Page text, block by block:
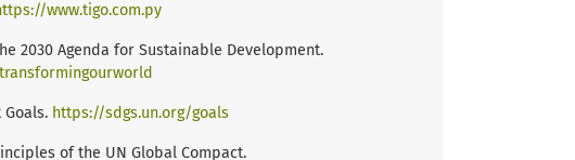
www.tigo.com.py
2030 Agenda for Sustainable Development.
https://sdgs.un.org/goals
of the UN Global Compact.